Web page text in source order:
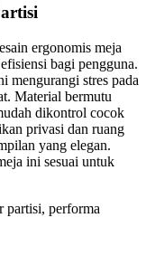
ergonomis meja
bagi pengguna.
mengurangi stres pada
Material bermutu
dikontrol cocok
privasi dan ruang
yang elegan.
ini sesuai untuk
partisi, performa